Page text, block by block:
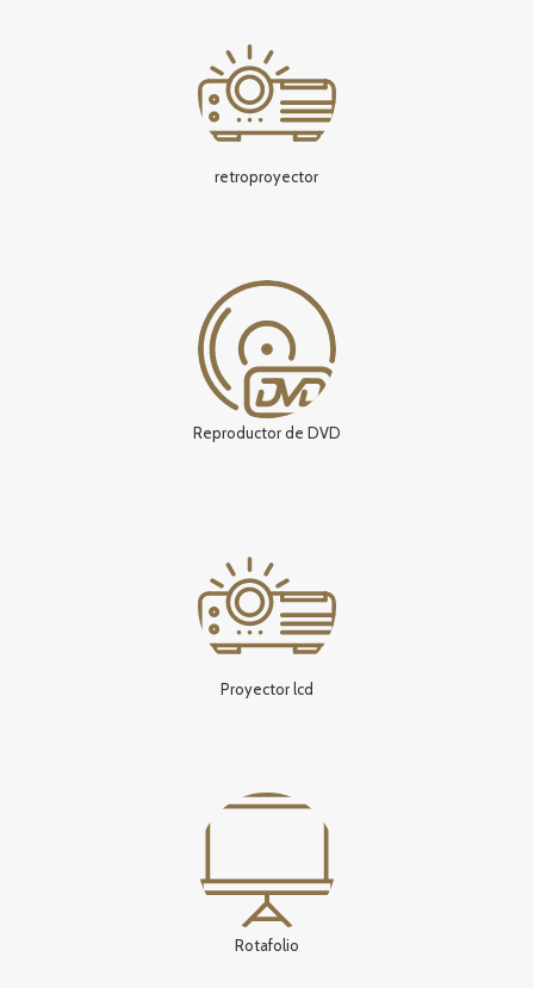
retroproyector
Reproductor de DVD
Proyector lcd
Rotafolio